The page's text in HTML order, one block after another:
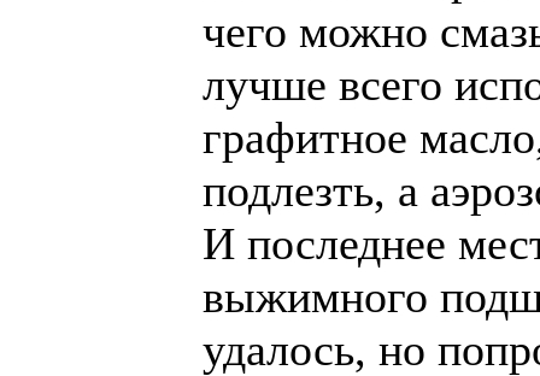
чего можно
лучше всего
графитное
подлезть, а
И последнее
выжимного
удалось, но